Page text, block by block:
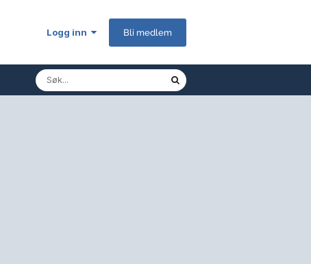
Logg inn Bli medlem